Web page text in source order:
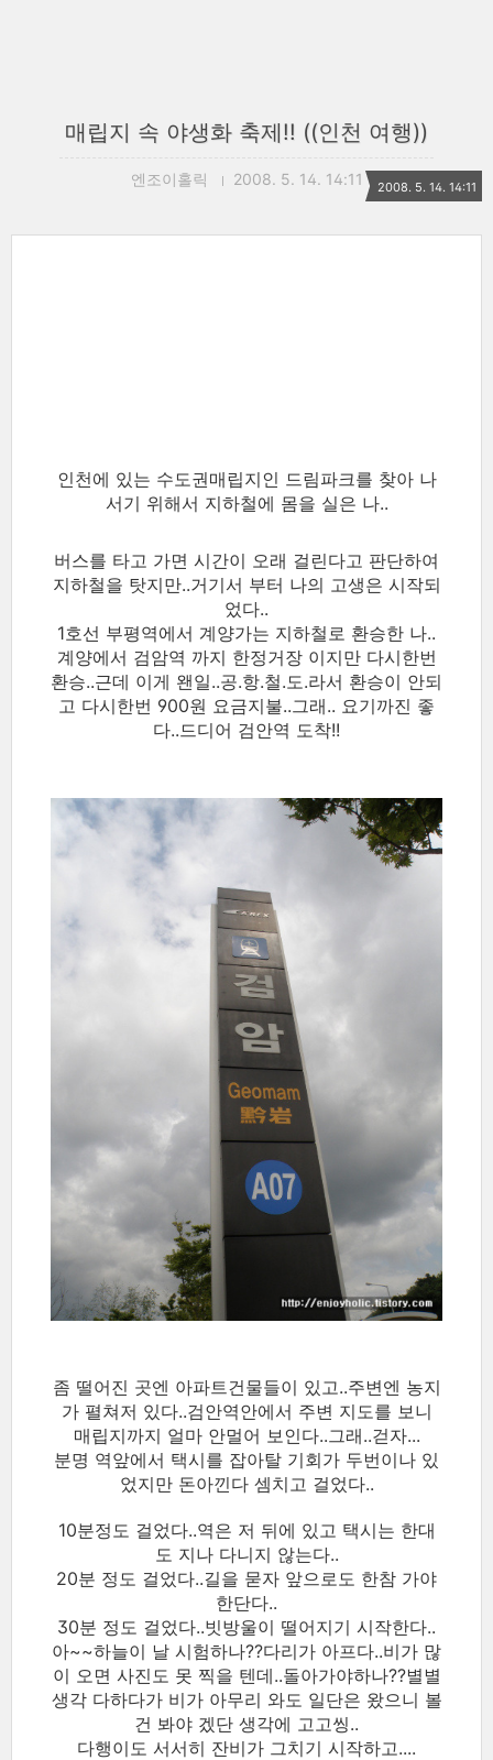
매립지 속 야생화 축제!! ((인천 여행))
엔조이홀릭 2008. 5. 14. 14:11 2008. 5. 14. 14:11
인천에 있는 수도권매립지인 드림파크를 찾아 나
서기 위해서 지하철에 몸을 실은 나..
버스를 타고 가면 시간이 오래 걸린다고 판단하여
지하철을 탓지만..거기서 부터 나의 고생은 시작되
었다..
1호선 부평역에서 계양가는 지하철로 환승한 나..
계양에서 검암역 까지 한정거장 이지만 다시한번
환승..근데 이게 왠일..공.항.철.도.라서 환승이 안되
고 다시한번 900원 요금지불..그래.. 요기까진 좋
다..드디어 검안역 도착!!
좀 떨어진 곳엔 아파트건물들이 있고..주변엔 농지
가 펼쳐저 있다..검안역안에서 주변 지도를 보니
매립지까지 얼마 안멀어 보인다..그래..걷자...
분명 역앞에서 택시를 잡아탈 기회가 두번이나 있
었지만 돈아낀다 셈치고 걸었다..
10분정도 걸었다..역은 저 뒤에 있고 택시는 한대
도 지나 다니지 않는다..
20분 정도 걸었다..길을 묻자 앞으로도 한참 가야
한단다..
30분 정도 걸었다..빗방울이 떨어지기 시작한다..
아~~하늘이 날 시험하나??다리가 아프다..비가 많
이 오면 사진도 못 찍을 텐데..돌아가야하나??별별
생각 다하다가 비가 아무리 와도 일단은 왔으니 볼
건 봐야 겠단 생각에 고고씽..
다행이도 서서히 잔비가 그치기 시작하고....